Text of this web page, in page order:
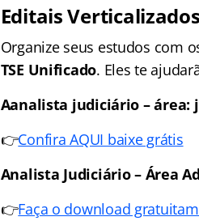
Editais Verticalizados
Organize seus estudos com
TSE Unificado. Eles te
Aanalista judiciário – área:
👉Confira AQUI baixe grátis
Analista Judiciário – Área
👉Faça o download